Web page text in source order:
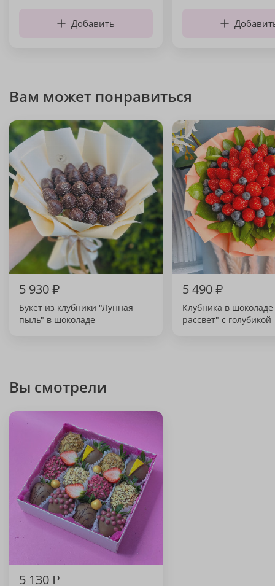
Добавить
Вам может понравиться
5 930₽
Букет из клубники "Лунная
пыль" в шоколаде
5 490₽
Клубника в
рассвет" с голубикой
Вы смотрели
5 130₽